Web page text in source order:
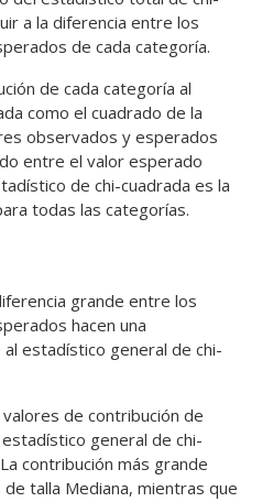
a la diferencia entre los
de cada categoría.
de cada categoría al
como el cuadrado de la
observados y esperados
entre el valor esperado
de chi-cuadrada es la
todas las categorías.
grande entre los
hacen una
estadístico general de chi-
de contribución de
general de chi-
contribución más grande
talla Mediana, mientras que